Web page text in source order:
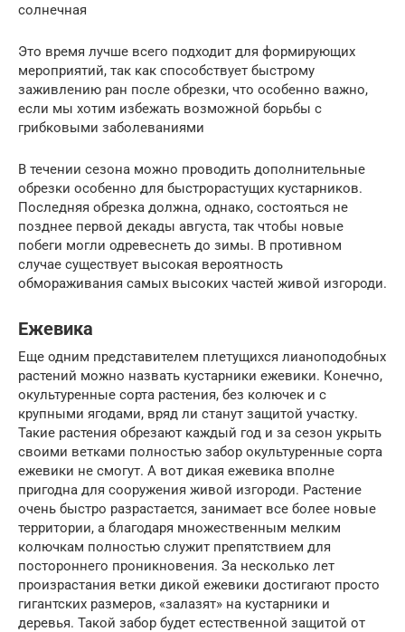
солнечная
Это время лучше всего подходит для формирующих
мероприятий, так как способствует быстрому
заживлению ран после обрезки, что особенно важно,
если мы хотим избежать возможной борьбы с
грибковыми заболеваниями
В течении сезона можно проводить дополнительные
обрезки особенно для быстрорастущих кустарников.
Последняя обрезка должна, однако, состояться не
позднее первой декады августа, так чтобы новые
побеги могли одревеснеть до зимы. В противном
случае существует высокая вероятность
обмораживания самых высоких частей живой изгороди.
Ежевика
Еще одним представителем плетущихся лианоподобных
растений можно назвать кустарники ежевики. Конечно,
окультуренные сорта растения, без колючек и с
крупными ягодами, вряд ли станут защитой участку.
Такие растения обрезают каждый год и за сезон укрыть
своими ветками полностью забор окультуренные сорта
ежевики не смогут. А вот дикая ежевика вполне
пригодна для сооружения живой изгороди. Растение
очень быстро разрастается, занимает все более новые
территории, а благодаря множественным мелким
колючкам полностью служит препятствием для
постороннего проникновения. За несколько лет
произрастания ветки дикой ежевики достигают просто
гигантских размеров, «залазят» на кустарники и
деревья. Такой забор будет естественной защитой от